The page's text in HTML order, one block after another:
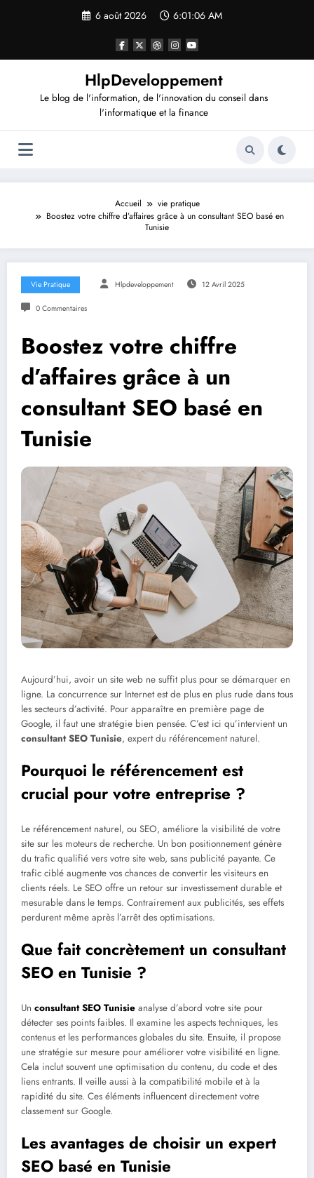
6 août 2026 6:01:07 AM
HlpDeveloppement
Le blog de l'information, de l'innovation du conseil dans
l'informatique et la finance
Accueil
vie pratique
Boostez votre chiffre d’affaires grâce à un consultant SEO basé en
Tunisie
Vie Pratique Hlpdeveloppement 12 Avril 2025
0 Commentaires
Boostez votre chiffre
d’affaires grâce à un
consultant SEO basé en
Tunisie
Aujourd’hui, avoir un site web ne suffit plus pour se démarquer en
ligne. La concurrence sur Internet est de plus en plus rude dans tous
les secteurs d’activité. Pour apparaître en première page de
Google, il faut une stratégie bien pensée. C’est ici qu’intervient un
consultant SEO Tunisie, expert du référencement naturel.
Pourquoi le référencement est
crucial pour votre entreprise ?
Le référencement naturel, ou SEO, améliore la visibilité de votre
site sur les moteurs de recherche. Un bon positionnement génère
du trafic qualifié vers votre site web, sans publicité payante. Ce
trafic ciblé augmente vos chances de convertir les visiteurs en
clients réels. Le SEO offre un retour sur investissement durable et
mesurable dans le temps. Contrairement aux publicités, ses effets
perdurent même après l’arrêt des optimisations.
Que fait concrètement un consultant
SEO en Tunisie ?
Un consultant SEO Tunisie analyse d’abord votre site pour
détecter ses points faibles. Il examine les aspects techniques, les
contenus et les performances globales du site. Ensuite, il propose
une stratégie sur mesure pour améliorer votre visibilité en ligne.
Cela inclut souvent une optimisation du contenu, du code et des
liens entrants. Il veille aussi à la compatibilité mobile et à la
rapidité du site. Ces éléments influencent directement votre
classement sur Google.
Les avantages de choisir un expert
SEO basé en Tunisie